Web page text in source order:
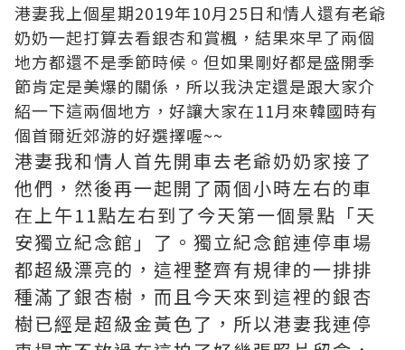
港妻我上個星期2019年10月25日和情人還有老爺
奶奶一起打算去看銀杏和賞楓，結果來早了兩個
地方都還不是季節時候。但如果剛好都是盛開季
節肯定是美爆的關係，所以我決定還是跟大家介
紹一下這兩個地方，好讓大家在11月來韓國時有
個首爾近郊游的好選擇喔~~
港妻我和情人首先開車去老爺奶奶家接了
他們，然後再一起開了兩個小時左右的車
在上午11點左右到了今天第一個景點「天
安獨立紀念館」了。獨立紀念館連停車場
都超級漂亮的，這裡整齊有規律的一排排
種滿了銀杏樹，而且今天來到這裡的銀杏
樹已經是超級金黃色了，所以港妻我連停